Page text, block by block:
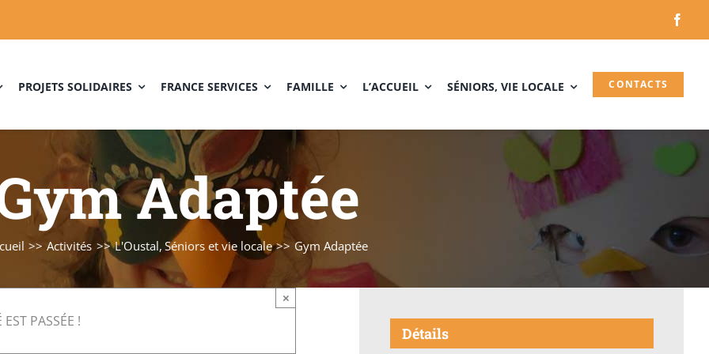
PROJETS SOLIDAIRES FRANCE SERVICES FAMILLE L’ACCUEIL SÉNIORS, VIE LOCALE CONTACTS
Adaptée
Activités L'Oustal Séniors et vie locale Gym Adaptée
EST PASSÉE !
×
Détails